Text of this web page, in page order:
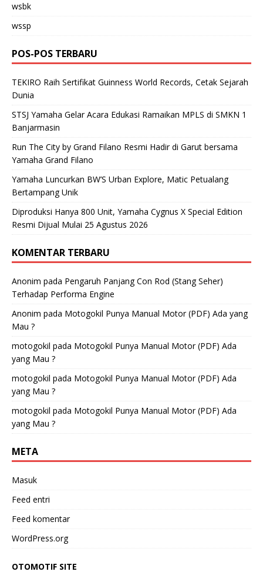
wsbk
wssp
POS-POS TERBARU
TEKIRO Raih Sertifikat Guinness World Records, Cetak Sejarah
Dunia
STSJ Yamaha Gelar Acara Edukasi Ramaikan MPLS di SMKN 1
Banjarmasin
Run The City by Grand Filano Resmi Hadir di Garut bersama
Yamaha Grand Filano
Yamaha Luncurkan BW’S Urban Explore, Matic Petualang
Bertampang Unik
Diproduksi Hanya 800 Unit, Yamaha Cygnus X Special Edition
Resmi Dijual Mulai 25 Agustus 2026
KOMENTAR TERBARU
Anonim pada Pengaruh Panjang Con Rod (Stang Seher)
Terhadap Performa Engine
Anonim pada Motogokil Punya Manual Motor (PDF) Ada yang
Mau ?
motogokil pada Motogokil Punya Manual Motor (PDF) Ada
yang Mau ?
motogokil pada Motogokil Punya Manual Motor (PDF) Ada
yang Mau ?
motogokil pada Motogokil Punya Manual Motor (PDF) Ada
yang Mau ?
META
Masuk
Feed entri
Feed komentar
WordPress.org
OTOMOTIF SITE